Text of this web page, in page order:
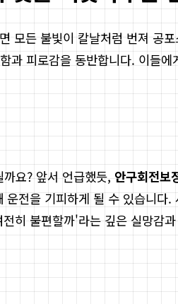
모든 불빛이 칼날처럼 번져 공
과 피로감을 동반합니다. 이들
요? 앞서 언급했듯, 안구회전보
전을 기피하게 될 수 있습니
히 불편할까'라는 깊은 실망감